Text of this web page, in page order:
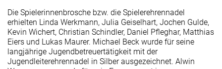
Die Spielerinnenbrosche bzw. die Spielerehrennadel
erhielten Linda Werkmann, Julia Geiselhart, Jochen Gulde,
Kevin Wichert, Christian Schindler, Daniel Pfleghar, Matthias
Eiers und Lukas Maurer. Michael Beck wurde für seine
langjährige Jugendbetreuertätigkeit mit der
Jugendleiterehrennadel in Silber ausgezeichnet. Alwin